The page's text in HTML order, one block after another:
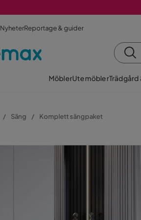
NyheterReportage & guider
MöblerUtemöblerTrädgård
Säng Komplett sängpaket